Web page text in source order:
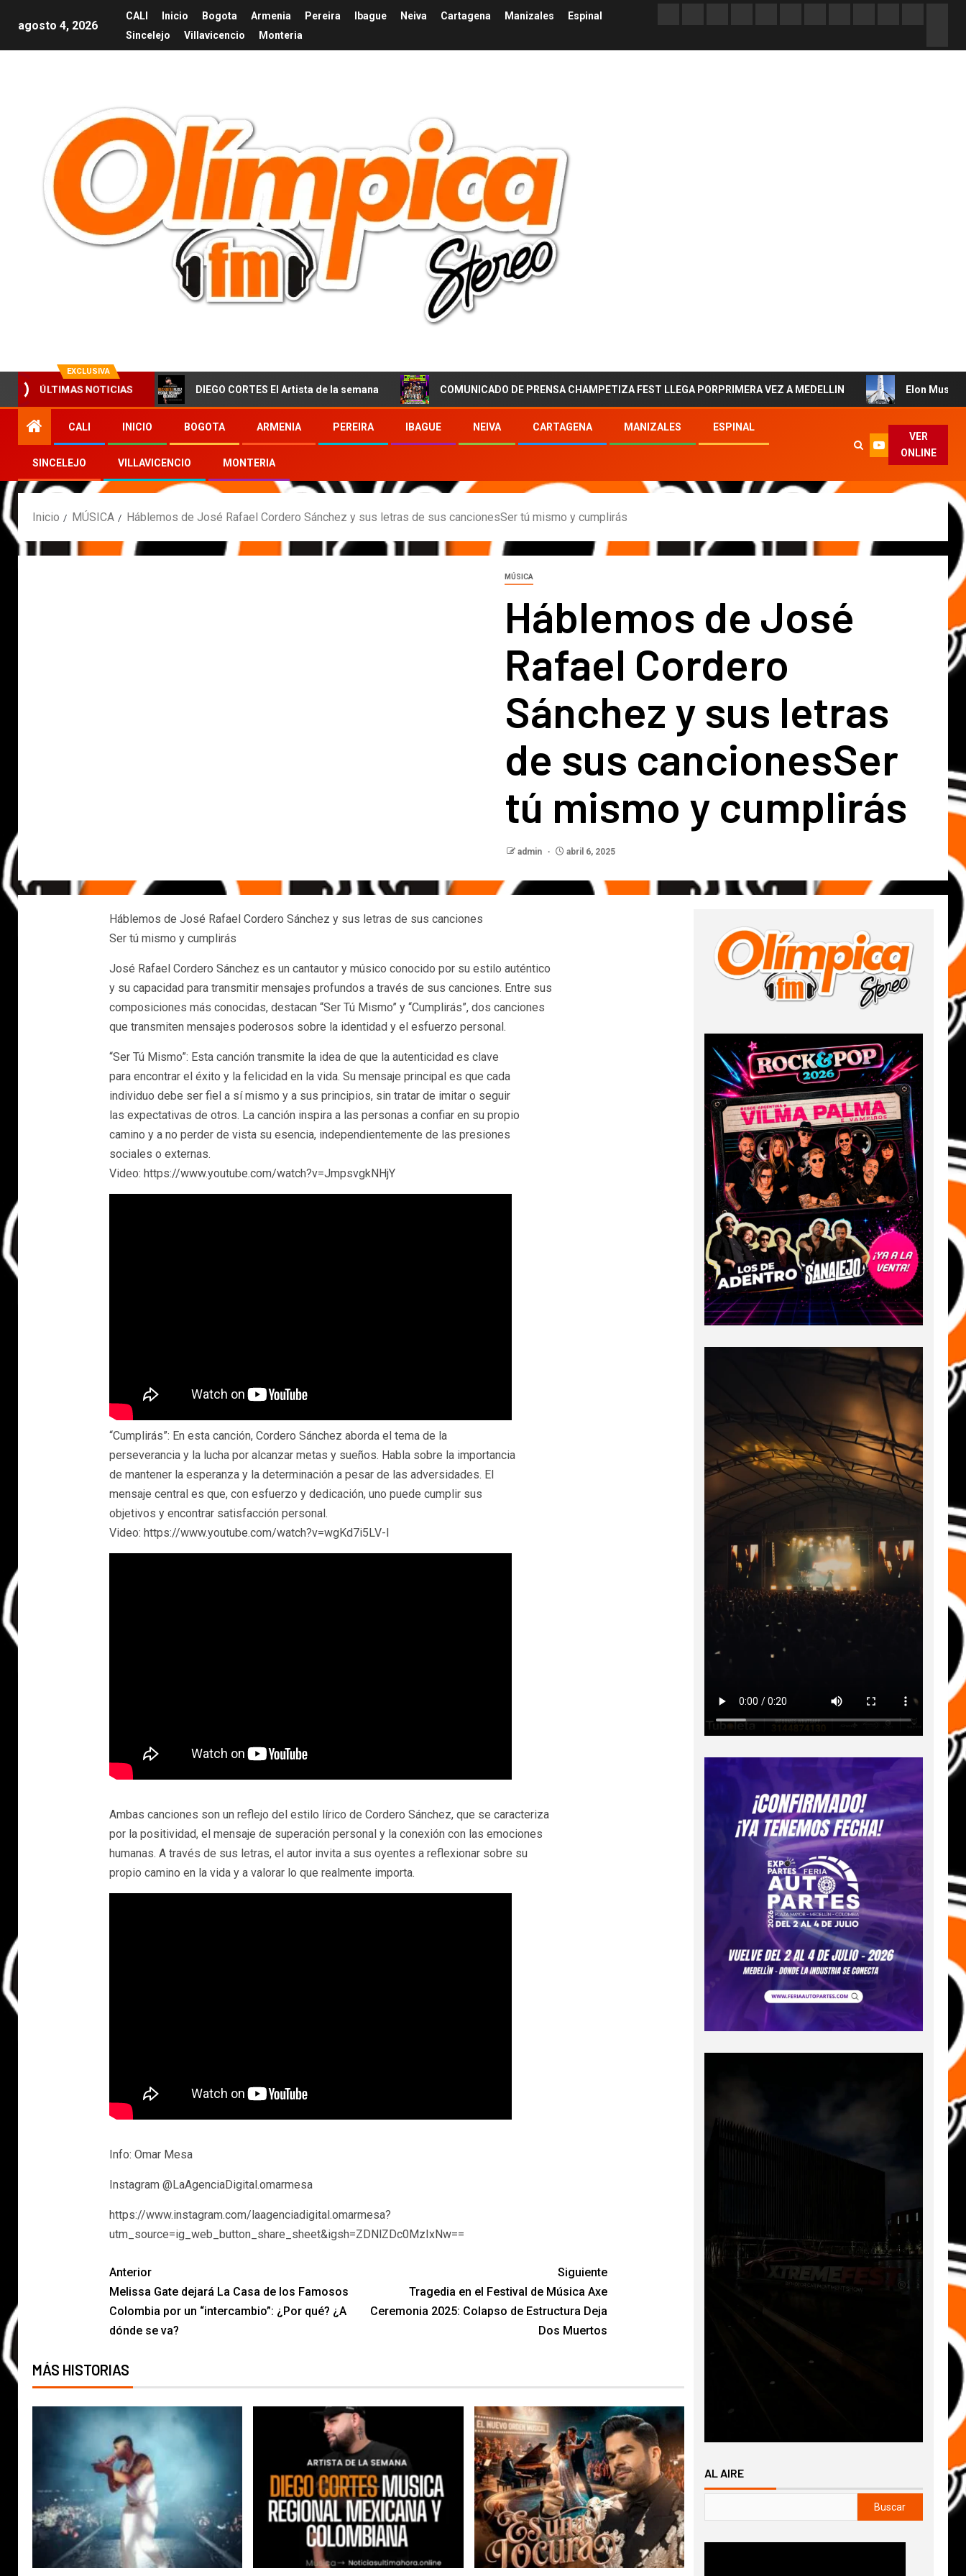
agosto 4, 2026
CALI Inicio Bogota Armenia Pereira Ibague Neiva Cartagena Manizales
Espinal
Sincelejo
Villavicencio Monteria
EXCLUSIVA
ÚLTIMAS NOTICIAS
LA PACIENTE DIEGO CORTES El Artista de la semana COMUNICADO DE PRENSA CHAMPETIZA FEST LLEGA PORPRIMERA VEZ A MEDELLIN Elon Musk podría
CALI INICIO BOGOTA ARMENIA PEREIRA IBAGUE NEIVA CARTAGENA MANIZALES ESPINAL
SINCELEJO VILLAVICENCIO MONTERIA
VER
ONLINE
Inicio MÚSICA Háblemos de José Rafael Cordero Sánchez y sus letras de sus cancionesSer tú mismo y cumplirás
MÚSICA
Háblemos de José
Rafael Cordero
Sánchez y sus letras
de sus cancionesSer
tú mismo y cumplirás
admin abril 6, 2025
Háblemos de José Rafael Cordero Sánchez y sus letras de sus canciones
Ser tú mismo y cumplirás
José Rafael Cordero Sánchez es un cantautor y músico conocido por su estilo auténtico
y su capacidad para transmitir mensajes profundos a través de sus canciones. Entre sus
composiciones más conocidas, destacan “Ser Tú Mismo” y “Cumplirás”, dos canciones
que transmiten mensajes poderosos sobre la identidad y el esfuerzo personal.
“Ser Tú Mismo”: Esta canción transmite la idea de que la autenticidad es clave
para encontrar el éxito y la felicidad en la vida. Su mensaje principal es que cada
individuo debe ser fiel a sí mismo y a sus principios, sin tratar de imitar o seguir
las expectativas de otros. La canción inspira a las personas a confiar en su propio
camino y a no perder de vista su esencia, independientemente de las presiones
sociales o externas.
Video: https://www.youtube.com/watch?v=JmpsvgkNHjY
“Cumplirás”: En esta canción, Cordero Sánchez aborda el tema de la
perseverancia y la lucha por alcanzar metas y sueños. Habla sobre la importancia
de mantener la esperanza y la determinación a pesar de las adversidades. El
mensaje central es que, con esfuerzo y dedicación, uno puede cumplir sus
objetivos y encontrar satisfacción personal.
Video: https://www.youtube.com/watch?v=wgKd7i5LV-I
Ambas canciones son un reflejo del estilo lírico de Cordero Sánchez, que se caracteriza
por la positividad, el mensaje de superación personal y la conexión con las emociones
humanas. A través de sus letras, el autor invita a sus oyentes a reflexionar sobre su
propio camino en la vida y a valorar lo que realmente importa.
Info: Omar Mesa
Instagram @LaAgenciaDigital.omarmesa
https://www.instagram.com/laagenciadigital.omarmesa?
utm_source=ig_web_button_share_sheet&igsh=ZDNlZDc0MzIxNw==
Anterior
Melissa Gate dejará La Casa de los Famosos
Colombia por un “intercambio”: ¿Por qué? ¿A
dónde se va?
Siguiente
Tragedia en el Festival de Música Axe
Ceremonia 2025: Colapso de Estructura Deja
Dos Muertos
MÁS HISTORIAS
AL AIRE
Buscar